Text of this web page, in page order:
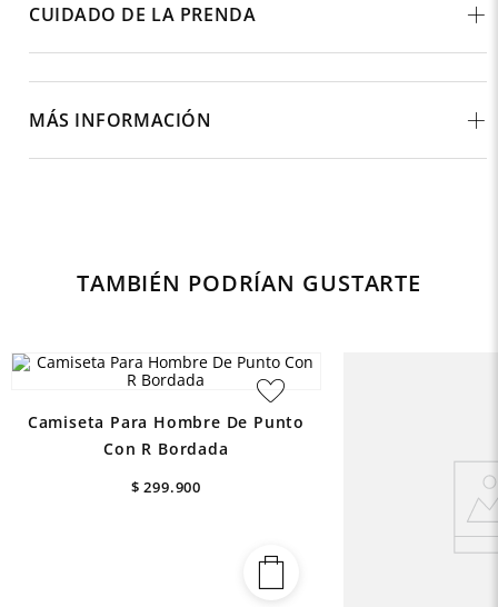
CUIDADO DE LA PRENDA
MÁS INFORMACIÓN
TAMBIÉN PODRÍAN GUSTARTE
Camiseta Para Hombre De Punto
Con R Bordada
$ 299.900